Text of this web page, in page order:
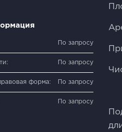
По запросу
По запросу
форма: По запросу
По запросу